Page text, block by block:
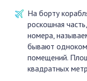
На борту
роскошная
номера,
бывают
помещений.
квадратных